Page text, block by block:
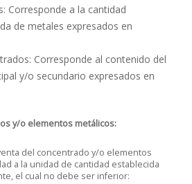
Corresponde a la cantidad
de metales expresados en
Corresponde al contenido del
y/o secundario expresados en
y/o elementos metálicos:
del concentrado y/o elementos
a la unidad de cantidad establecida
el cual no debe ser inferior: